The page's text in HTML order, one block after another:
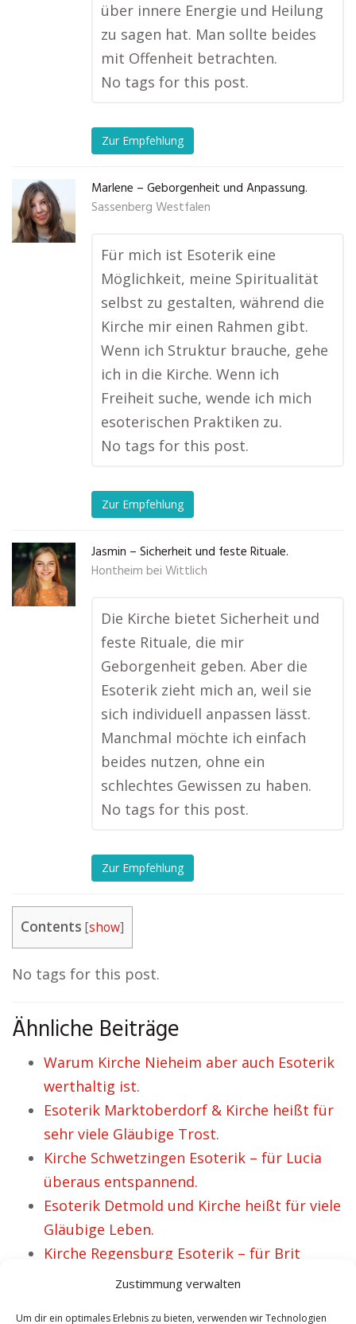
Zustimmung verwalten
Um dir ein optimales Erlebnis zu bieten, verwenden wir Technologien
über innere Energie und Heilung
zu sagen hat. Man sollte beides
mit Offenheit betrachten.
No tags for this post.
Zur Empfehlung
Marlene – Geborgenheit und Anpassung.
Sassenberg Westfalen
Für mich ist Esoterik eine
Möglichkeit, meine Spiritualität
selbst zu gestalten, während die
Kirche mir einen Rahmen gibt.
Wenn ich Struktur brauche, gehe
ich in die Kirche. Wenn ich
Freiheit suche, wende ich mich
esoterischen Praktiken zu.
No tags for this post.
Zur Empfehlung
Jasmin – Sicherheit und feste Rituale.
Hontheim bei Wittlich
Die Kirche bietet Sicherheit und
feste Rituale, die mir
Geborgenheit geben. Aber die
Esoterik zieht mich an, weil sie
sich individuell anpassen lässt.
Manchmal möchte ich einfach
beides nutzen, ohne ein
schlechtes Gewissen zu haben.
No tags for this post.
Zur Empfehlung
Contents [show]
No tags for this post.
Ähnliche Beiträge
Warum Kirche Nieheim aber auch Esoterik
werthaltig ist.
Esoterik Marktoberdorf & Kirche heißt für
sehr viele Gläubige Trost.
Kirche Schwetzingen Esoterik – für Lucia
überaus entspannend.
Esoterik Detmold und Kirche heißt für viele
Gläubige Leben.
Kirche Regensburg Esoterik – für Brit
absolut wertvoll.